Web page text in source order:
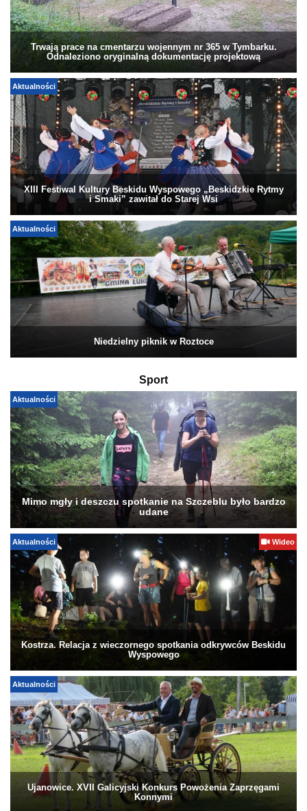
Trwają prace na cmentarzu wojennym nr 365 w Tymbarku.
Odnaleziono oryginalną dokumentację projektową
Aktualności
XIII Festiwal Kultury Beskidu Wyspowego „Beskidzkie Rytmy
i Smaki” zawitał do Starej Wsi
Aktualności
Niedzielny piknik w Roztoce
Sport
Aktualności
Mimo mgły i deszczu spotkanie na Szczeblu było bardzo
udane
Aktualności Wideo
Kostrza. Relacja z wieczornego spotkania odkrywców Beskidu
Wyspowego
Aktualności
Ujanowice. XVII Galicyjski Konkurs Powożenia Zaprzęgami
Konnymi